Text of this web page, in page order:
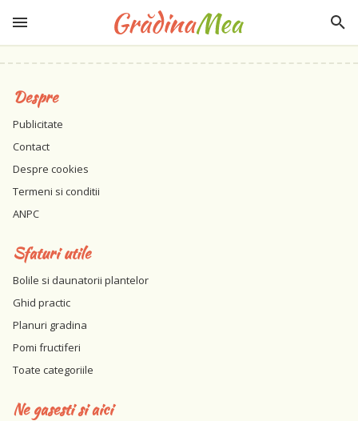
Despre
Publicitate
Contact
Despre cookies
Termeni si conditii
ANPC
Sfaturi utile
Bolile si daunatorii plantelor
Ghid practic
Planuri gradina
Pomi fructiferi
Toate categoriile
Ne gasesti si aici